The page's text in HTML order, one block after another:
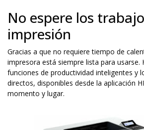
No espere los
impresión
Gracias a que no requiere tiempo de
impresora está siempre lista para usarse.
funciones de productividad inteligentes y
directos, disponibles desde la aplicación
momento y lugar.